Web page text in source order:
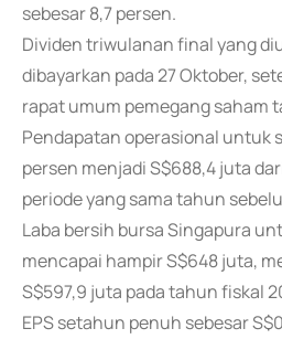
sebesar 8,7 persen.
Dividen triwulanan final yang
dibayarkan pada 27 Oktober,
rapat umum pemegang saham
Pendapatan operasional untuk
persen menjadi S$688,4 juta
periode yang sama tahun
Laba bersih bursa Singapura
mencapai hampir S$648 juta,
S$597,9 juta pada tahun fiskal
EPS setahun penuh sebesar